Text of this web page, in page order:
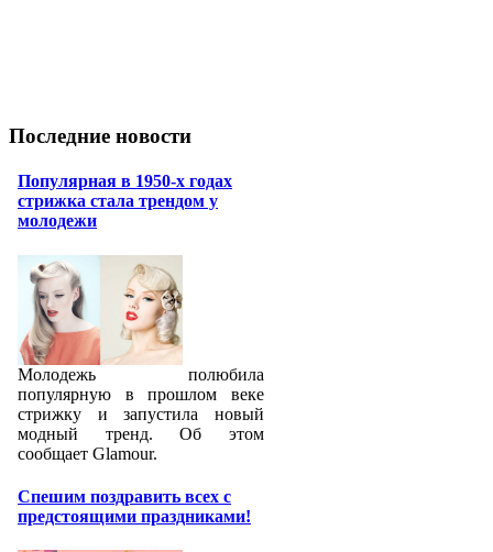
Последние новости
Популярная в 1950-х годах
стрижка стала трендом у
молодежи
Молодежь полюбила
популярную в прошлом веке
стрижку и запустила новый
модный тренд. Об этом
сообщает Glamour.
Спешим поздравить всех с
предстоящими праздниками!